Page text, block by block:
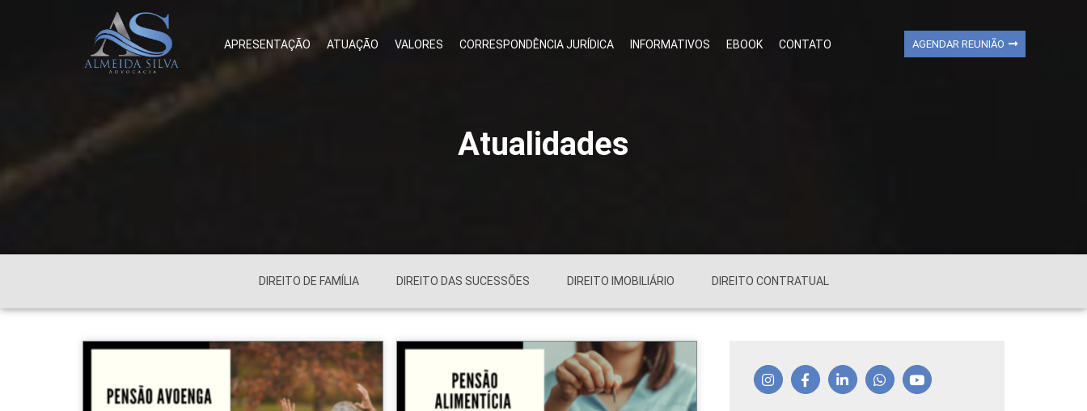
APRESENTAÇÃO ATUAÇÃO VALORES CORRESPONDÊNCIA JURÍDICA INFORMATIVOS EBOOK CONTATO AGENDAR REUNIÃO
Atualidades
DIREITO DE FAMÍLIA DIREITO DAS SUCESSÕES DIREITO IMOBILIÁRIO DIREITO CONTRATUAL